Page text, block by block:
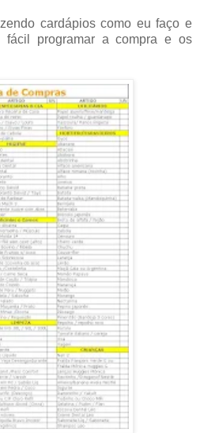
cardápios como eu faço e
fácil programar a compra e os